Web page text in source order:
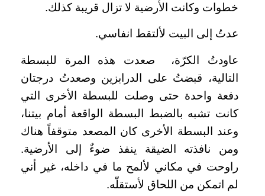
خطوات وكانت الأرضية لا تزال قريبة كذلك.
عدتُ إلى البيت لألتقط انفاسي.
عاودتُ الكرّة، صعدت هذه المرة للبسطة
التالية، قبضتُ على الدرابزين وصعدتُ درجتان
دفعة واحدة حتى وصلت للبسطة الأخرى التي
كانت تشبه بالضبط البسطة الواقعة أمام بيتنا،
وعند البسطة الأخرى كان المصعد متوقفاً هناك
ومن نافذته الضيقة ينفذ ضوءٌ إلى الأرضية.
راوحت في مكاني لألمح ما في داخله، غير أني
لم اتمكن من اللحاق لأستقلّه.